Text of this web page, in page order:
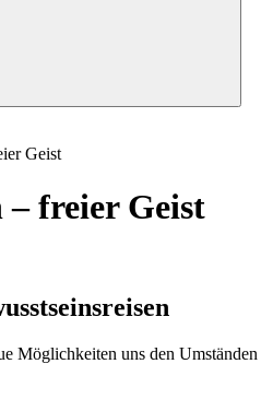
Geist
freier Geist
Möglichkeiten uns den Umständen